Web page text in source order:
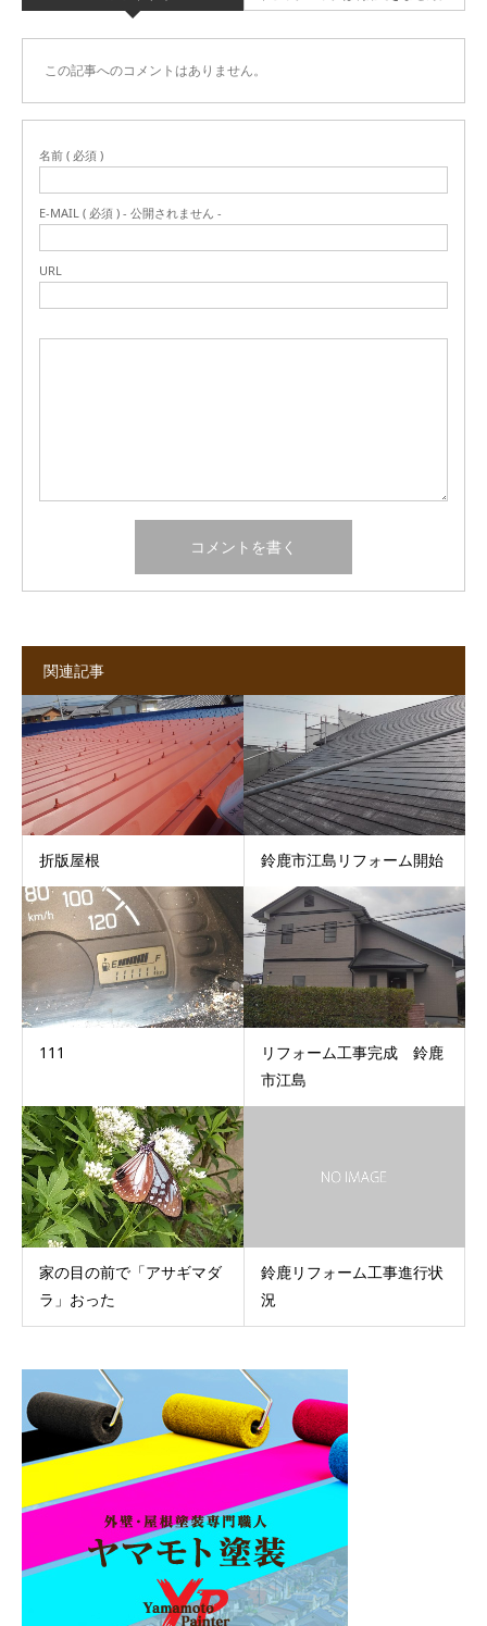
この記事へのコメントはありません。
名前 ( 必須 )
E-MAIL ( 必須 ) - 公開されません -
URL
関連記事
折版屋根 鈴鹿市江島リフォーム開始
111
リフォーム工事完成 鈴鹿
市江島
家の目の前で「アサギマダ
ラ」おった
鈴鹿リフォーム工事進行状
況